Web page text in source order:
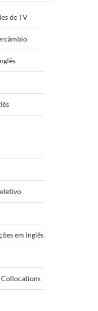
de TV
em Inglês
Collocations